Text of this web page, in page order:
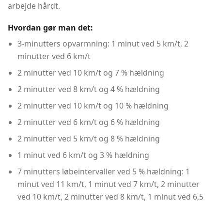
arbejde hårdt.
Hvordan gør man det:
3-minutters opvarmning: 1 minut ved 5 km/t, 2
minutter ved 6 km/t
2 minutter ved 10 km/t og 7 % hældning
2 minutter ved 8 km/t og 4 % hældning
2 minutter ved 10 km/t og 10 % hældning
2 minutter ved 6 km/t og 6 % hældning
2 minutter ved 5 km/t og 8 % hældning
1 minut ved 6 km/t og 3 % hældning
7 minutters løbeintervaller ved 5 % hældning: 1
minut ved 11 km/t, 1 minut ved 7 km/t, 2 minutter
ved 10 km/t, 2 minutter ved 8 km/t, 1 minut ved 6,5